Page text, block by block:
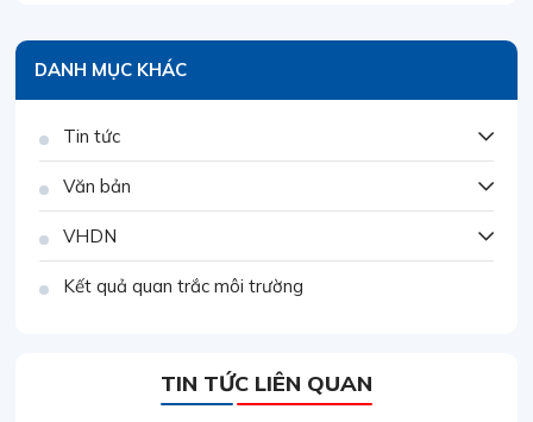
DANH MỤC KHÁC
Tin tức
Văn bản
VHDN
Kết quả quan trắc môi trường
TIN TỨC LIÊN QUAN